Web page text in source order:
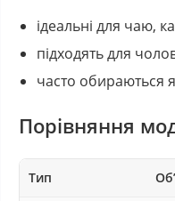
ідеальні для чаю,
підходять для
часто обираються
Порівняння
Тип